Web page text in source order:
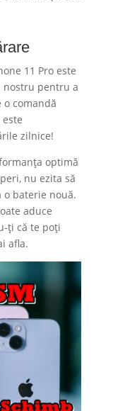
11 Pro este
nostru pentru a
comandă
zilnice!
optimă
nu ezita să
baterie nouă.
aduce
ți că te poți
afla.